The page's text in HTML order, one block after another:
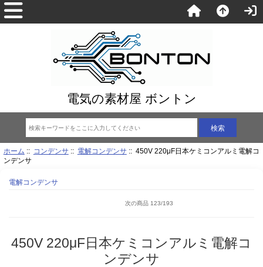
電気の素材屋 ボントン
ホーム :: コンデンサ:: 電解コンデンサ:: 450V 220μF日本ケミコンアルミ電解コ
ンデンサ
電解コンデンサ
次の商品 123/193
450V 220μF日本ケミコンアルミ電解コ
ンデンサ